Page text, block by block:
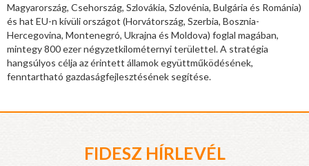
Magyarország, Csehország, Szlovákia, Szlovénia, Bulgária és Románia)
és hat EU-n kívüli országot (Horvátország, Szerbia, Bosznia-
Hercegovina, Montenegró, Ukrajna és Moldova) foglal magában,
mintegy 800 ezer négyzetkilométernyi területtel. A stratégia
hangsúlyos célja az érintett államok együttműködésének,
fenntartható gazdaságfejlesztésének segítése.
FIDESZ HÍRLEVÉL